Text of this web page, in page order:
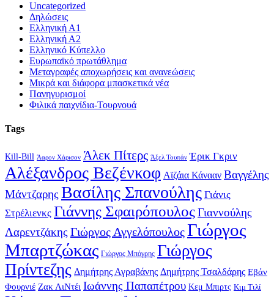
Uncategorized
Δηλώσεις
Ελληνική Α1
Ελληνική Α2
Ελληνικό Κύπελλο
Ευρωπαϊκό πρωτάθλημα
Μεταγραφές αποχωρήσεις και ανανεώσεις
Μικρά και διάφορα μπασκετικά νέα
Πανηγυρισμοί
Φιλικά παιχνίδια-Τουρνουά
Tags
Kill-Bill Άαρον Χάρισον Άλεκ Πίτερς Άξελ Τουπάν Έρικ Γκριν
Αλέξανδρος Βεζένκοφ Αϊζάια Κάνααν Βαγγέλης
Μάντζαρης Βασίλης Σπανούλης Γιάνις
Στρέλιενκς Γιάννης ΣφαιρόπουλοςΓιαννούλης
Λαρεντζάκης Γιώργος ΑγγελόπουλοςΓιώργος
Μπαρτζώκας Γιώργος Μπόγρης Γιώργος
Πρίντεζης Δημήτρης Αγραβάνης Δημήτρης Τσαλδάρης Εβάν
Φουρνιέ Ζακ ΛιΝτέι Ιωάννης Παπαπέτρου Κεμ Μπιρτς Κιμ Τιλί